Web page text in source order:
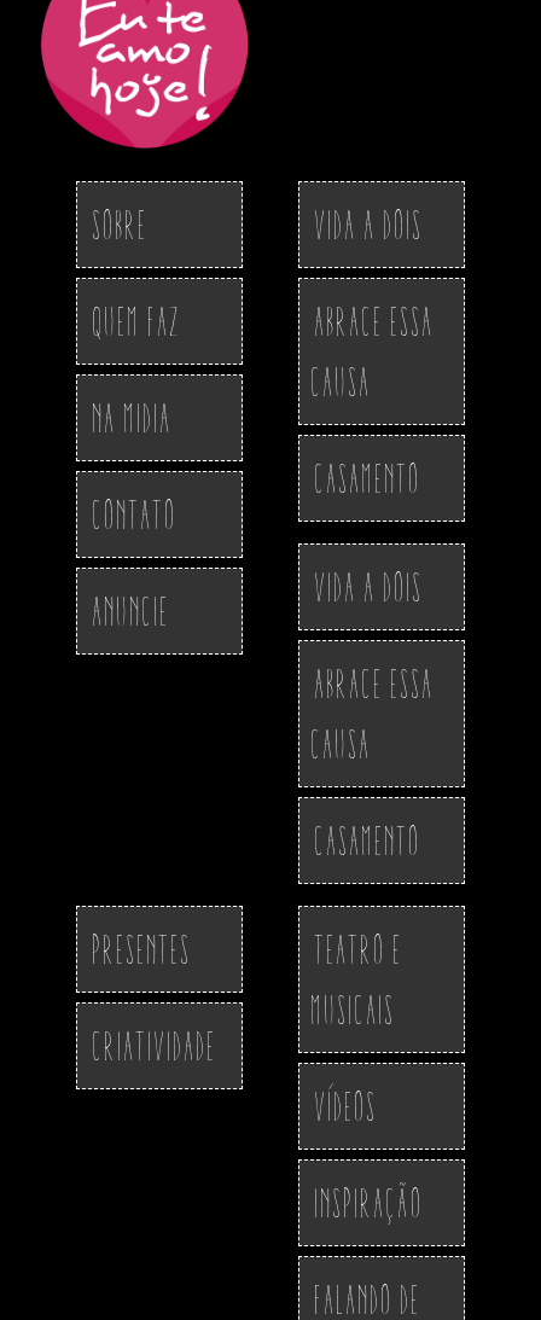
Sobre
Quem Faz
Na Midia
Contato
Anuncie
Vida a Dois
Abrace essa
Causa
Casamento
Vida a Dois
Abrace essa
Causa
Casamento
Presentes
Criatividade
Teatro e
Musicais
Vídeos
Inspiração
Falando de